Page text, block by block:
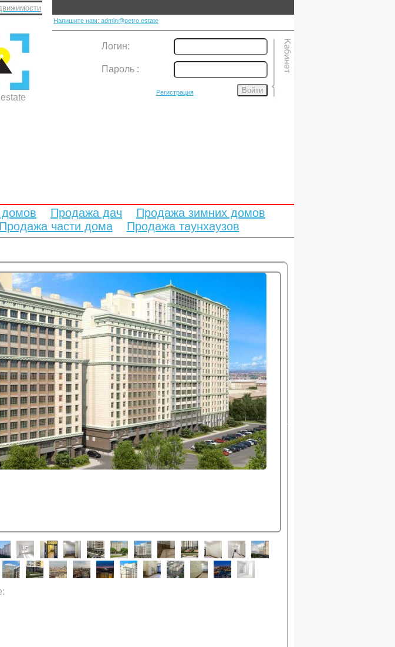
Напишите нам: admin@petro.estate
Логин:
Пароль :
Регистрация Войти
Продажа дач
Продажа зимних домов
Продажа части дома Продажа таунхаузов